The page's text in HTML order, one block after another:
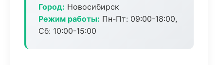
Город: Новосибирск
Режим работы: Пн-Пт: 09:00-18:00,
Сб: 10:00-15:00